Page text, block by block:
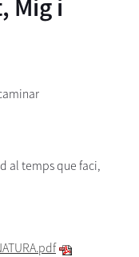
Mig i
al temps que faci,